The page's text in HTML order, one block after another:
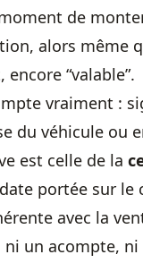
de
alors même
“valable”.
vraiment :
du véhicule ou
est celle de la
date portée sur
avec la
ni un acompte,